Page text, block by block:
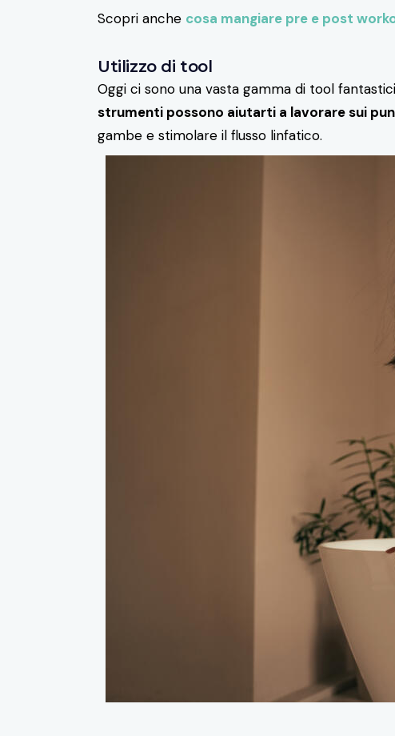
Scopri anche cosa mangiare pre e post
Utilizzo di tool
Oggi ci sono una vasta gamma di tool
strumenti possono aiutarti a lavorare sui
gambe e stimolare il flusso linfatico.